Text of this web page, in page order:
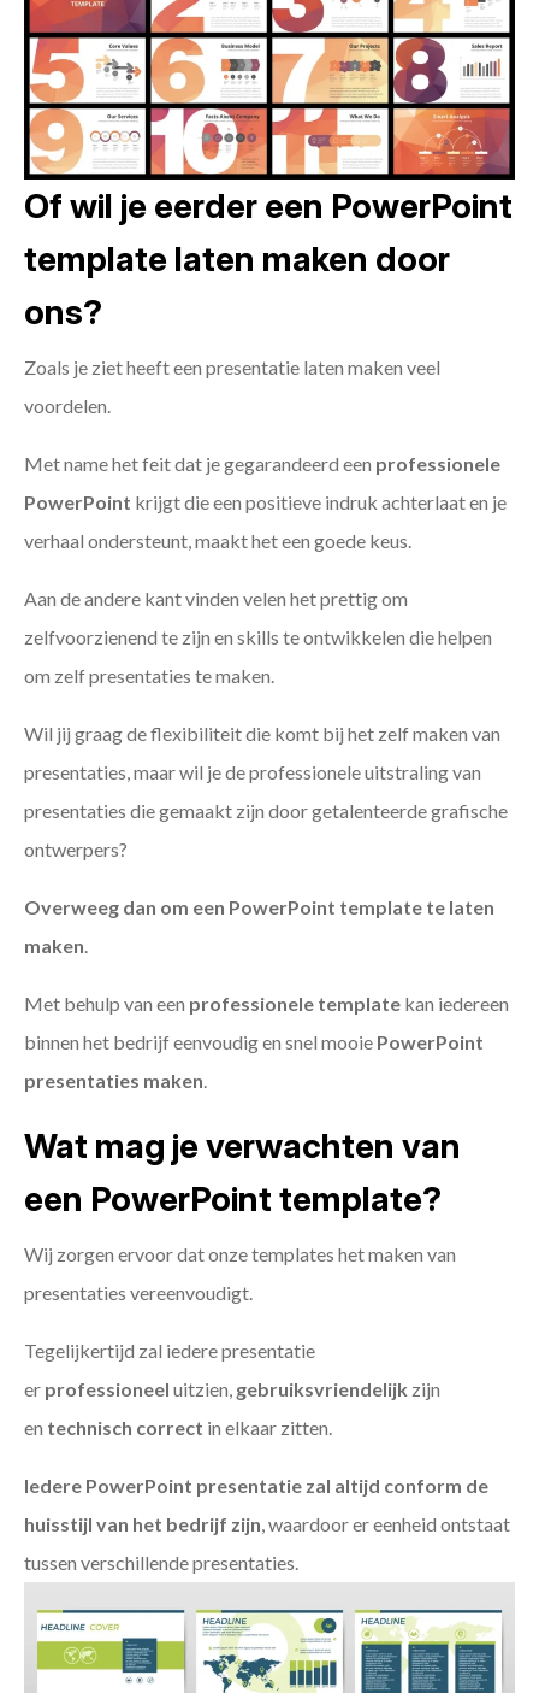
Of wil je eerder een PowerPoint
template laten maken door
ons?
Zoals je ziet heeft een presentatie laten maken veel
voordelen.
Met name het feit dat je gegarandeerd een professionele
PowerPoint krijgt die een positieve indruk achterlaat en je
verhaal ondersteunt, maakt het een goede keus.
Aan de andere kant vinden velen het prettig om
zelfvoorzienend te zijn en skills te ontwikkelen die helpen
om zelf presentaties te maken.
Wil jij graag de flexibiliteit die komt bij het zelf maken van
presentaties, maar wil je de professionele uitstraling van
presentaties die gemaakt zijn door getalenteerde grafische
ontwerpers?
Overweeg dan om een PowerPoint template te laten
maken.
Met behulp van een professionele template kan iedereen
binnen het bedrijf eenvoudig en snel mooie PowerPoint
presentaties maken.
Wat mag je verwachten van
een PowerPoint template?
Wij zorgen ervoor dat onze templates het maken van
presentaties vereenvoudigt.
Tegelijkertijd zal iedere presentatie
er professioneel uitzien, gebruiksvriendelijk zijn
en technisch correct in elkaar zitten.
Iedere PowerPoint presentatie zal altijd conform de
huisstijl van het bedrijf zijn, waardoor er eenheid ontstaat
tussen verschillende presentaties.